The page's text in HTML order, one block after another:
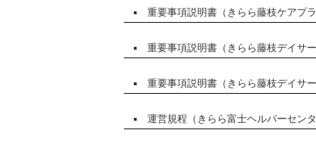
重要事項説明書（きらら藤枝ケアプラ
重要事項説明書（きらら藤枝デイサ
重要事項説明書（きらら藤枝デイサー
運営規程（きらら富士ヘルパーセン